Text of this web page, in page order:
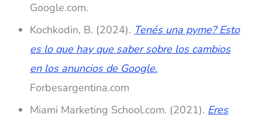
Google.com.
Kochkodin, B. (2024). Tenés una pyme? Esto
es lo que hay que saber sobre los cambios
en los anuncios de Google.
Forbesargentina.com
Miami Marketing School.com. (2021). Eres